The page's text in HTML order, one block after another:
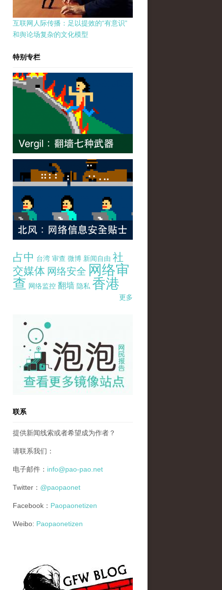
互联网人际传播：足以提效的“有意识”
和舆论场复杂的文化模型
特别专栏
占中 台湾 审查 微博 新闻自由 社
交媒体 网络安全 网络审
查 网络监控 翻墙 隐私 香港
更多
pao-pao-banner-mirror-site-120814.jpg
联系
提供新闻线索或者希望成为作者？
请联系我们：
电子邮件： info@pao-pao.net
Twitter： @paopaonet
Facebook： Paopaonetizen
Weibo: Paopaonetizen
gfw_blog_small.jpg